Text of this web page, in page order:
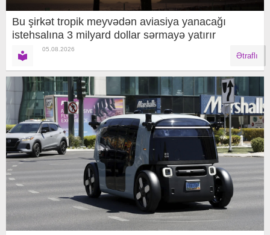
Bu şirkət tropik meyvədən aviasiya yanacağı
istehsalına 3 milyard dollar sərmayə yatırır
05.08.2026
Ətraflı